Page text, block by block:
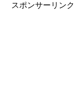
スポンサーリンク